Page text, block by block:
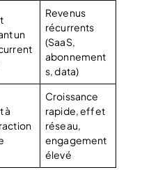
un
Revenus
récurrents
(SaaS,
abonnement
s, data)
à
Croissance
rapide, effet
réseau,
engagement
élevé